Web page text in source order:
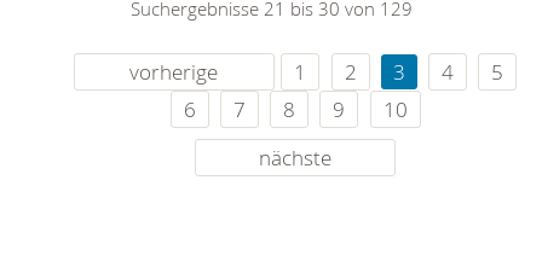
Suchergebnisse 21 bis 30 von 129
vorherige 1 2 3 4
5
6
7 8 9
10
nächste